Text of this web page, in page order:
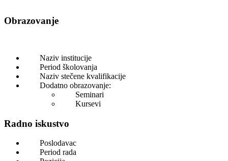
Obrazovanje
Naziv institucije
Period školovanja
Naziv stečene kvalifikacije
Dodatno obrazovanje:
Seminari
Kursevi
Radno iskustvo
Poslodavac
Period rada